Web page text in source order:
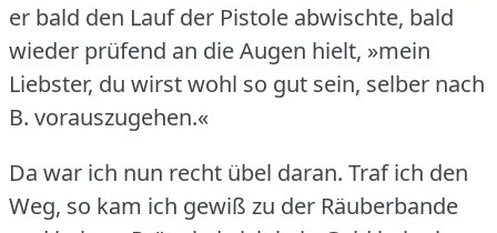
er bald den Lauf der Pistole abwischte, bald
wieder prüfend an die Augen hielt, »mein
Liebster, du wirst wohl so gut sein, selber nach
B. vorauszugehen.«
Da war ich nun recht übel daran. Traf ich den
Weg, so kam ich gewiß zu der Räuberbande